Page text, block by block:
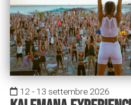
12 - 13 settembre 2026